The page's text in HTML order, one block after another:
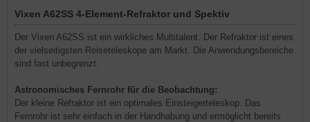
Vixen A62SS 4-Element-Refraktor und Spektiv
Der Vixen A62SS ist ein wirkliches Multitalent. Der Refraktor ist eines
der vielseitigsten Reiseteleskope am Markt. Die Anwendungsbereiche
sind fast unbegrenzt.
Astronomisches Fernrohr für die Beobachtung:
Der kleine Refraktor ist ein optimales Einsteigerteleskop. Das
Fernrohr ist sehr einfach in der Handhabung und ermöglicht bereits